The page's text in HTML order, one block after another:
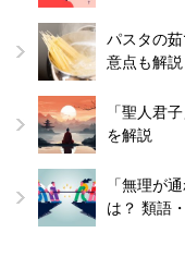
パスタの
意点も解説
「聖人君
を解説
「無理が
は？ 類語